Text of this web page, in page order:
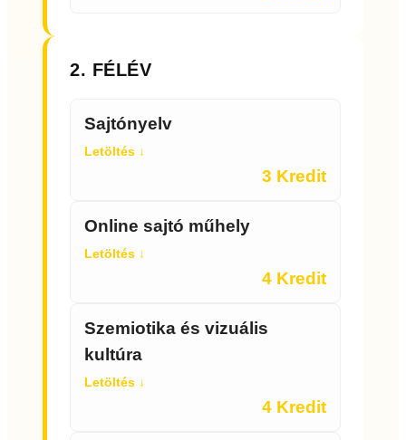
2. FÉLÉV
Sajtónyelv
Letöltés ↓
3 Kredit
Online sajtó műhely
Letöltés ↓
4 Kredit
Szemiotika és vizuális
kultúra
Letöltés ↓
4 Kredit